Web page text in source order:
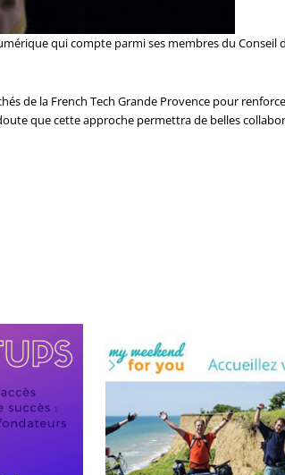
qui compte parmi ses membres du Conseil
de la French Tech Grande Provence pour
que cette approche permettra de belles